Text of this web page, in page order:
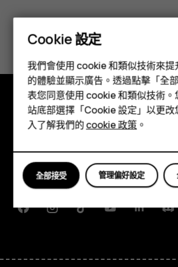
智慧型手機
功能型手機
配件
平板電腦
您認為這有幫助嗎？
是 否
探索
Planet and people
支援
FacebookInstagramTiktokYoutubeLinkedin
Cookie 設定
我們會使用 cookie 和類似技術來提
的體驗並顯示廣告。透過點擊「全
表您同意使用 cookie 和類似技術。
站底部選擇「Cookie 設定」以更改
入了解我們的cookie 政策 。
管理偏好設定
全部接受